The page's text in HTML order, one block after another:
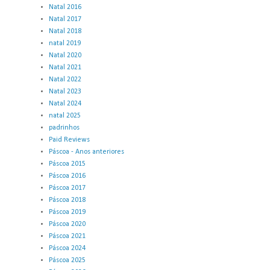
Natal 2016
Natal 2017
Natal 2018
natal 2019
Natal 2020
Natal 2021
Natal 2022
Natal 2023
Natal 2024
natal 2025
padrinhos
Paid Reviews
Páscoa - Anos anteriores
Páscoa 2015
Páscoa 2016
Páscoa 2017
Páscoa 2018
Páscoa 2019
Páscoa 2020
Páscoa 2021
Páscoa 2024
Páscoa 2025